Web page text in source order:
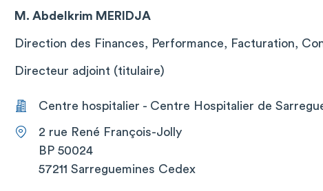
M. Abdelkrim MERIDJA
Direction des Finances, Performance, Facturation,
Directeur adjoint (titulaire)
Centre hospitalier - Centre Hospitalier de
2 rue René François-Jolly
BP 50024
57211 Sarreguemines Cedex